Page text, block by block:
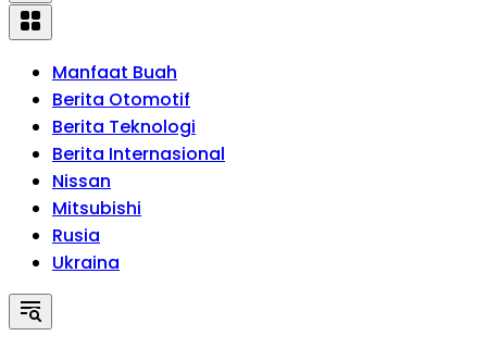
Manfaat Buah
Berita Otomotif
Berita Teknologi
Berita Internasional
Nissan
Mitsubishi
Rusia
Ukraina